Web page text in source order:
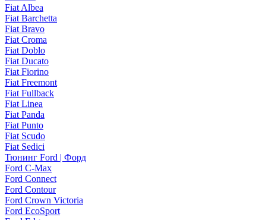
Fiat Albea
Fiat Barchetta
Fiat Bravo
Fiat Croma
Fiat Doblo
Fiat Ducato
Fiat Fiorino
Fiat Freemont
Fiat Fullback
Fiat Linea
Fiat Panda
Fiat Punto
Fiat Scudo
Fiat Sedici
Тюнинг Ford | Форд
Ford C-Max
Ford Connect
Ford Contour
Ford Crown Victoria
Ford EcoSport